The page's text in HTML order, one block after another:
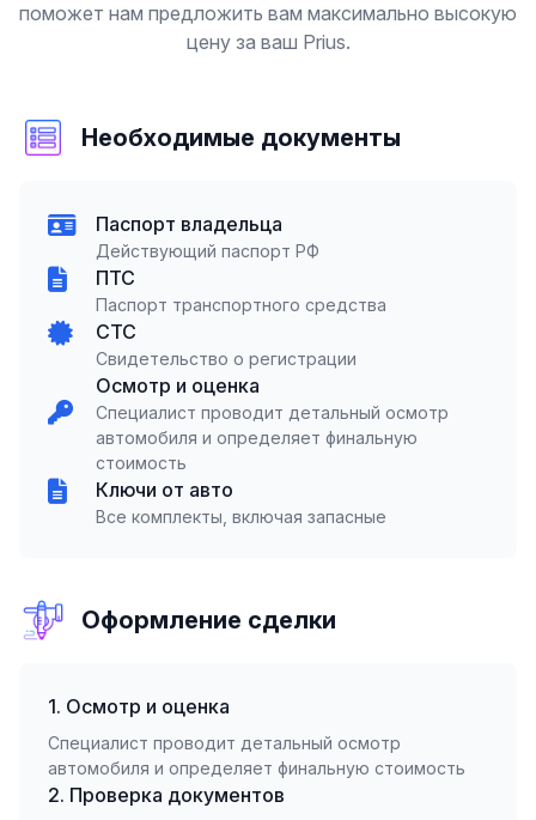
поможет нам предложить вам максимально высокую
цену за ваш Prius.
Необходимые документы
Паспорт владельца
Действующий паспорт РФ
ПТС
Паспорт транспортного средства
СТС
Свидетельство о регистрации
Осмотр и оценка
Специалист проводит детальный осмотр
автомобиля и определяет финальную
стоимость
Ключи от авто
Все комплекты, включая запасные
Оформление сделки
1. Осмотр и оценка
Специалист проводит детальный осмотр
автомобиля и определяет финальную стоимость
2. Проверка документов